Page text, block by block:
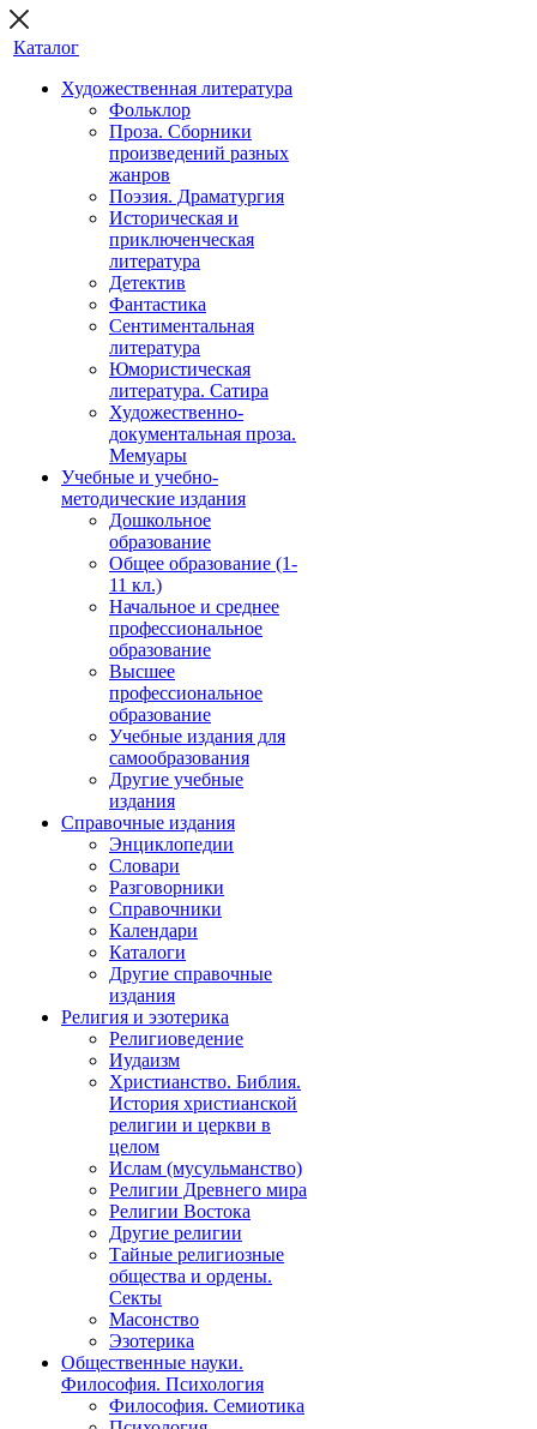
Каталог
Художественная литература
Фольклор
Проза. Сборники
произведений разных
жанров
Поэзия. Драматургия
Историческая и
приключенческая
литература
Детектив
Фантастика
Сентиментальная
литература
Юмористическая
литература. Сатира
Художественно-
документальная проза.
Мемуары
Учебные и учебно-
методические издания
Дошкольное
образование
Общее образование (1-
11 кл.)
Начальное и среднее
профессиональное
образование
Высшее
профессиональное
образование
Учебные издания для
самообразования
Другие учебные
издания
Справочные издания
Энциклопедии
Словари
Разговорники
Справочники
Календари
Каталоги
Другие справочные
издания
Религия и эзотерика
Религиоведение
Иудаизм
Христианство. Библия.
История христианской
религии и церкви в
целом
Ислам (мусульманство)
Религии Древнего мира
Религии Востока
Другие религии
Тайные религиозные
общества и ордены.
Секты
Масонство
Эзотерика
Общественные науки.
Философия. Психология
Философия. Семиотика